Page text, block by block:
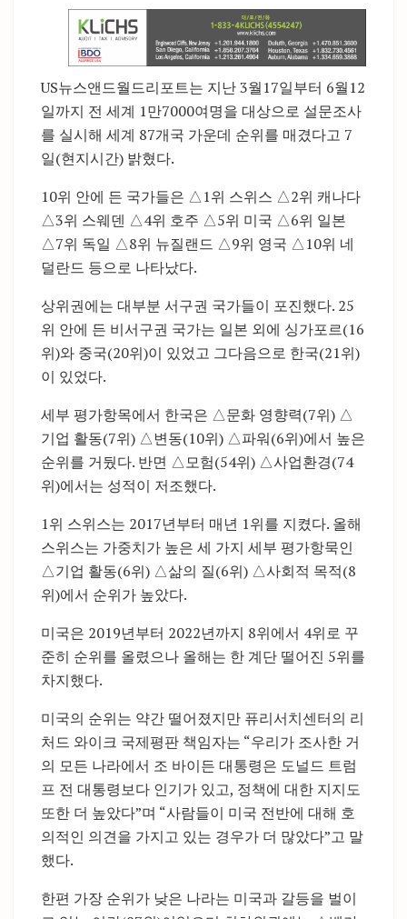
US뉴스앤드월드리포트는 지난 3월17일부터 6월12
일까지 전 세계 1만7000여명을 대상으로 설문조사
를 실시해 세계 87개국 가운데 순위를 매겼다고 7
일(현지시간) 밝혔다.
10위 안에 든 국가들은 △1위 스위스 △2위 캐나다
△3위 스웨덴 △4위 호주 △5위 미국 △6위 일본
△7위 독일 △8위 뉴질랜드 △9위 영국 △10위 네
덜란드 등으로 나타났다.
상위권에는 대부분 서구권 국가들이 포진했다. 25
위 안에 든 비서구권 국가는 일본 외에 싱가포르(16
위)와 중국(20위)이 있었고 그다음으로 한국(21위)
이 있었다.
세부 평가항목에서 한국은 △문화 영향력(7위) △
기업 활동(7위) △변동(10위) △파워(6위)에서 높은
순위를 거뒀다. 반면 △모험(54위) △사업환경(74
위)에서는 성적이 저조했다.
1위 스위스는 2017년부터 매년 1위를 지켰다. 올해
스위스는 가중치가 높은 세 가지 세부 평가항묵인
△기업 활동(6위) △삶의 질(6위) △사회적 목적(8
위)에서 순위가 높았다.
미국은 2019년부터 2022년까지 8위에서 4위로 꾸
준히 순위를 올렸으나 올해는 한 계단 떨어진 5위를
차지했다.
미국의 순위는 약간 떨어졌지만 퓨리서치센터의 리
처드 와이크 국제평판 책임자는 “우리가 조사한 거
의 모든 나라에서 조 바이든 대통령은 도널드 트럼
프 전 대통령보다 인기가 있고, 정책에 대한 지지도
또한 더 높았다”며 “사람들이 미국 전반에 대해 호
의적인 의견을 가지고 있는 경우가 더 많았다”고 말
했다.
한편 가장 순위가 낮은 나라는 미국과 갈등을 벌이